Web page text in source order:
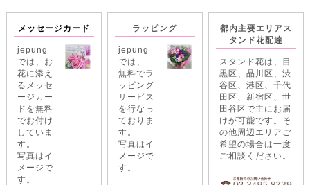
メッセージカード
jepung
では、お
花に添え
るメッセ
ージカー
ドを無料
でお付け
していま
す。
写真はイ
メージで
す。
ラッピング
jepung
では、
無料でラ
ッピング
サービス
を行なっ
ておりま
す。
写真はイ
メージで
す。
都内主要エリアス
タンド花配達
スタンド花は、目
黒区、品川区、渋
谷区、港区、千代
田区、新宿区、世
田谷区で主にお届
けが可能です。そ
の他周辺エリアご
希望の場合は一度
ご相談ください。